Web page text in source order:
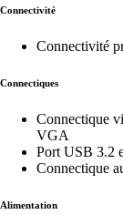
Connectivité
Connectivité
Connectiques
Connectique
VGA
Port USB 3.2
Connectique
Alimentation